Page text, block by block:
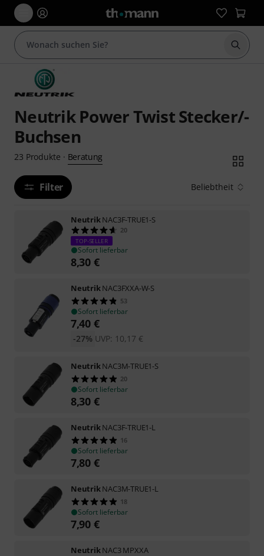
Suche
Neutrik Power Twist Stecker/-
Buchsen
23 Produkte · Beratung
Filter Beliebtheit
NeutrikNAC3F-TRUE1-S
20
TOP-SELLER
Sofort lieferbar
8,30 €
NeutrikNAC3FXXA-W-S
53
Sofort lieferbar
7,40 €
UVP: 10,17 €
-27%
NeutrikNAC3M-TRUE1-S
20
Sofort lieferbar
8,30 €
NeutrikNAC3F-TRUE1-L
16
Sofort lieferbar
7,80 €
NeutrikNAC3M-TRUE1-L
18
Sofort lieferbar
7,90 €
NeutrikNAC3 MPXXA